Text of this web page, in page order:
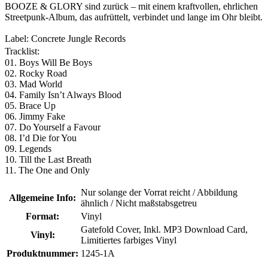
BOOZE & GLORY sind zurück – mit einem kraftvollen, ehrlichen
Streetpunk-Album, das aufrüttelt, verbindet und lange im Ohr bleibt.
Label: Concrete Jungle Records
Tracklist:
01. Boys Will Be Boys
02. Rocky Road
03. Mad World
04. Family Isn’t Always Blood
05. Brace Up
06. Jimmy Fake
07. Do Yourself a Favour
08. I’d Die for You
09. Legends
10. Till the Last Breath
11. The One and Only
Allgemeine Info:
Nur solange der Vorrat reicht / Abbildung
ähnlich / Nicht maßstabsgetreu
Format:
Vinyl
Vinyl:
Gatefold Cover, Inkl. MP3 Download Card,
Limitiertes farbiges Vinyl
Produktnummer: 1245-1A